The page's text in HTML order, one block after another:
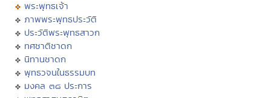
พระพุทธเจ้า
ภาพพระพุทธประวัติ
ประวัติพระพุทธสาวก
ทศชาติชาดก
นิทานชาดก
พุทธวจนในธรรมบท
มงคล ๓๘ ประการ